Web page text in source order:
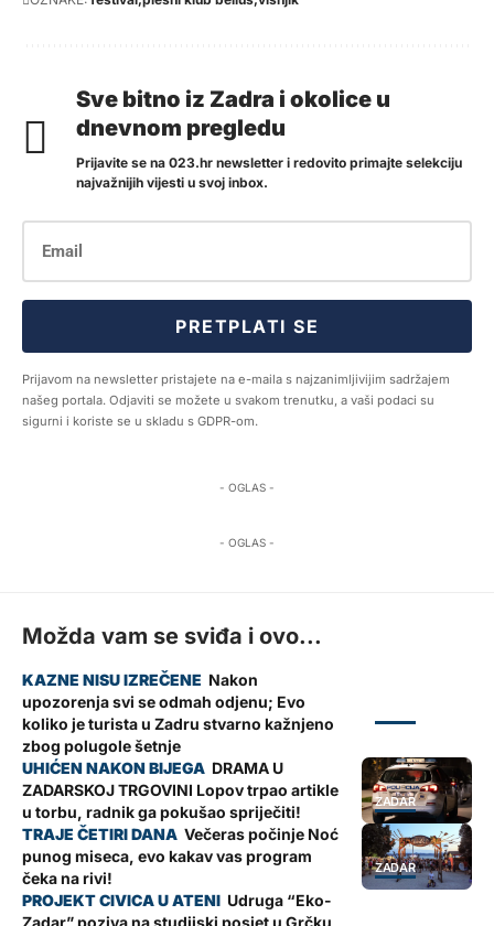
Sve bitno iz Zadra i okolice u
dnevnom pregledu
Prijavite se na 023.hr newsletter i redovito primajte selekciju
najvažnijih vijesti u svoj inbox.
PRETPLATI SE
Prijavom na newsletter pristajete na e-maila s najzanimljivijim sadržajem
našeg portala. Odjaviti se možete u svakom trenutku, a vaši podaci su
sigurni i koriste se u skladu s GDPR-om.
- OGLAS -
- OGLAS -
Možda vam se sviđa i ovo...
Nakon
upozorenja svi se odmah odjenu; Evo
koliko je turista u Zadru stvarno kažnjeno
zbog polugole šetnje
ZADAR
DRAMA U
ZADARSKOJ TRGOVINI Lopov trpao artikle
u torbu, radnik ga pokušao spriječiti!
ZADAR
Večeras počinje Noć
punog miseca, evo kakav vas program
čeka na rivi!
Udruga “Eko-